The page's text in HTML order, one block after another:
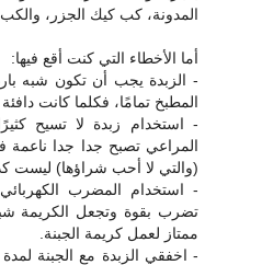
المدونة، كب كيك الجزر،
أما الأخطاء التي كنت أقع فيها:
- الزبدة يجب أن تكون شبه
المطبخ تمامًا، فكلما كانت
- استخدام زبدة لا تسيح
المراعي تصبح جدا جدا ناعمة
(والتي لا أحب شراؤها) ليست
- استخدام المضرب الكهربائي
تضرب بقوة وتجعل الكريمة
ممتاز لعمل كريمة الجبنة.